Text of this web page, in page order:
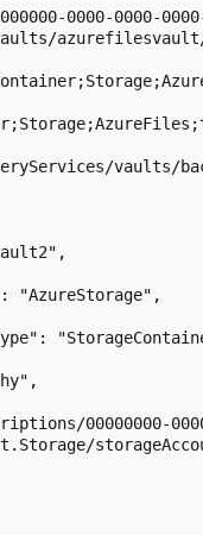
0000-0000-
vaults/
"AzureStorage",
00000000-0000-